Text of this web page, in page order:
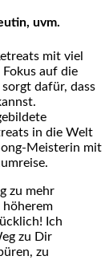
uvm.
mit viel
auf die
dafür, dass
in die Welt
Meisterin mit
zu mehr
höherem
Ich
zu Dir
zu